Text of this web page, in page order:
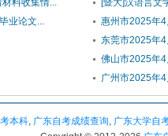
料收集情...
[暨大]汉语言文
业论文...
惠州市2025年
东莞市2025年
佛山市2025年
广州市2025年
本科, 广东自考成绩查询, 广东大学自